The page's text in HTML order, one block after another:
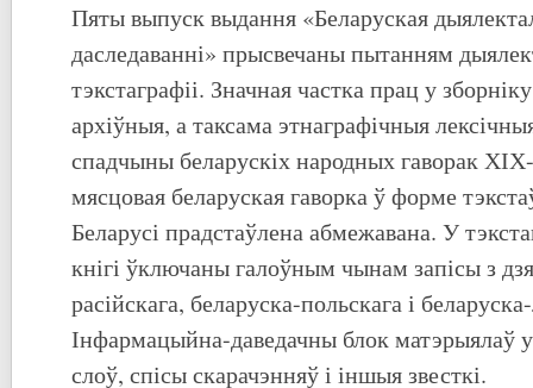
Пяты выпуск выдання «Беларуская
даследаванні» прысвечаны пытанням
тэкстаграфіі. Значная частка прац у
архіўныя, а таксама этнаграфічныя
спадчыны беларускіх народных гаворак
мясцовая беларуская гаворка ў форме
Беларусі прадстаўлена абмежавана. У
кнігі ўключаны галоўным чынам запісы з
расійскага, беларуска-польскага і
Інфармацыйна-даведачны блок матэрыялаў
слоў, спісы скарачэнняў і іншыя звесткі.